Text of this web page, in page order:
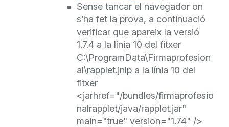
Sense tancar el navegador on
s’ha fet la prova, a continuació
verificar que apareix la versió
1.7.4 a la línia 10 del fitxer
C:\ProgramData\Firmaprofesion
al\rapplet.jnlp a la línia 10 del
fitxer
<jarhref="/bundles/firmaprofesio
nalrapplet/java/rapplet.jar"
main="true" version="1.74" />